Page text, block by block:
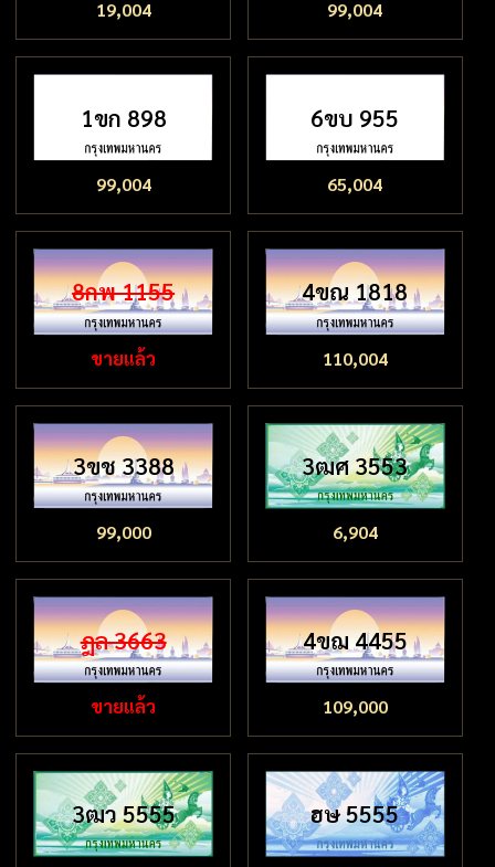
19,004 99,004
1ขก 898
99,004
6ขบ 955
65,004
8กพ 1155
ขายแล้ว
4ขณ 1818
110,004
3ขช 3388
99,000
3ฒศ 3553
6,904
ฎล 3663
ขายแล้ว
4ขฌ 4455
109,000
3ฒว 5555 ฮษ 5555